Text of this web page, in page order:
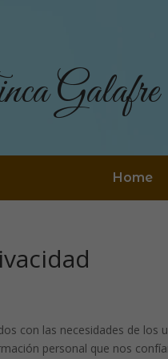
Galafre
Home
con las necesidades de
personal que nos